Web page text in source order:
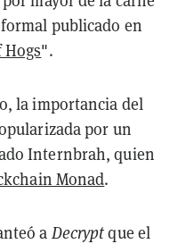
publicado en
".
la importancia del
por un
Internbrah, quien
Monad.
a Decryptque el